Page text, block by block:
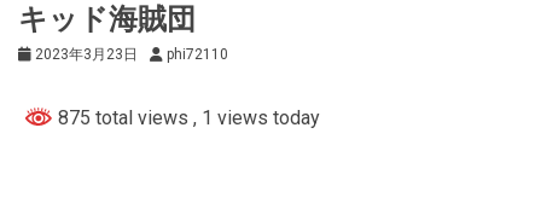
キッド海賊団
2023年3月23日 phi72110
875 total views , 1 views today